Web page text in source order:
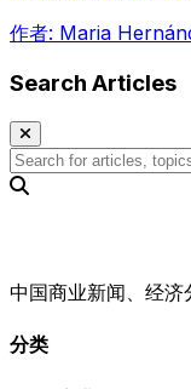
展的典范。这些设施
作者: Maria
Search Articles
中国商业新闻、经济
分类